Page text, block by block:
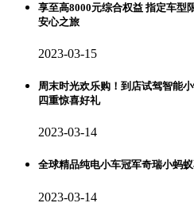
享至高8000元综合权益 指定车型
安心之旅
2023-03-15
周末时光欢乐购！到店试驾智能
四重惊喜好礼
2023-03-14
全球精品纯电小车冠军奇瑞小蚂
2023-03-14